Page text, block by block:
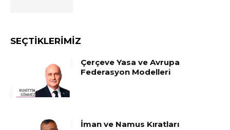
SEÇTIKLERIMIZ
Çerçeve Yasa ve Avrupa
Federasyon Modelleri
İman ve Namus Kıratları